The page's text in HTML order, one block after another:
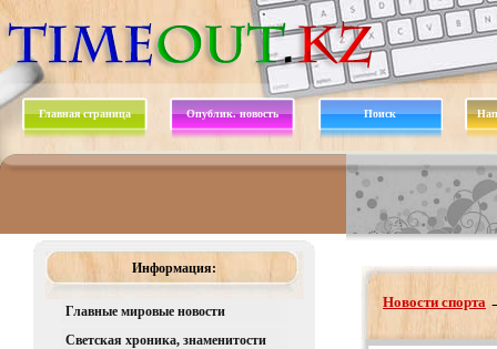
Главная страница Опублик. новость Поиск
Информация:
Главные мировые новости
Светская хроника, знаменитости
Новости спорта